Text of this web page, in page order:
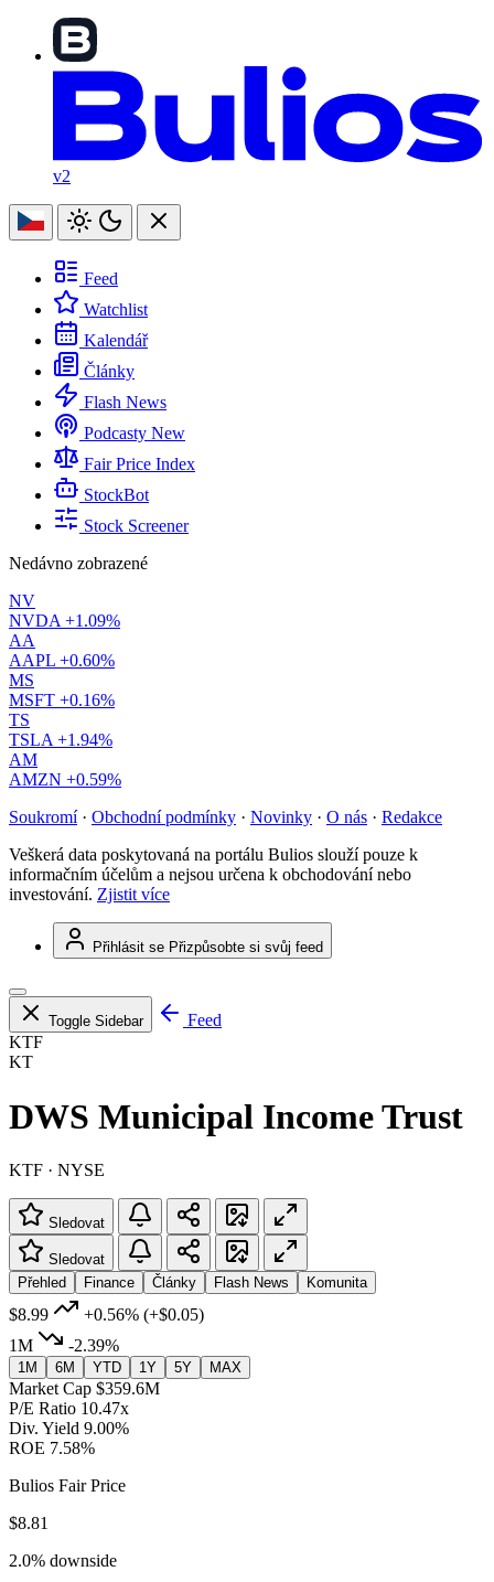
v2
Feed
Watchlist
Kalendář
Články
Flash News
Podcasty New
Fair Price Index
StockBot
Stock Screener
Nedávno zobrazené
NV
NVDA +1.09%
AA
AAPL +0.60%
MS
MSFT +0.16%
TS
TSLA +1.94%
AM
AMZN +0.59%
Soukromí · Obchodní podmínky · Novinky · O nás · Redakce
Veškerá data poskytovaná na portálu Bulios slouží pouze k
informačním účelům a nejsou určena k obchodování nebo
investování. Zjistit více
Přihlásit se Přizpůsobte si svůj feed
Toggle Sidebar
Feed
KTF
KT
DWS Municipal Income Trust
KTF · NYSE
Sledovat
Sledovat
Přehled
Finance Články Flash News Komunita
$8.99 +0.56% (+$0.05)
1M
-2.39%
1M 6M YTD 1Y 5Y MAX
Market Cap $359.6M
P/E Ratio 10.47x
Div. Yield 9.00%
ROE 7.58%
Bulios Fair Price
$8.81
2.0% downside